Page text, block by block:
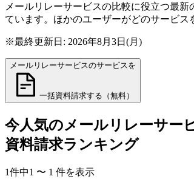
メールリレーサービスの比較に役立つ最
ています。ほかのユーザーがどのサービス
※最終更新日: 2026年8月3日(月)
メールリレーサービスのサービスを
一括資料請求する（無料）
今人気のメールリレーサー
資料請求ランキング
1件中1 〜 1 件を表示